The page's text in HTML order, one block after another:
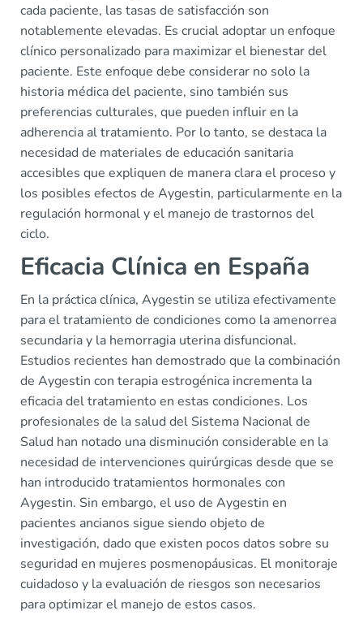
cada paciente, las tasas de satisfacción son
notablemente elevadas. Es crucial adoptar un enfoque
clínico personalizado para maximizar el bienestar del
paciente. Este enfoque debe considerar no solo la
historia médica del paciente, sino también sus
preferencias culturales, que pueden influir en la
adherencia al tratamiento. Por lo tanto, se destaca la
necesidad de materiales de educación sanitaria
accesibles que expliquen de manera clara el proceso y
los posibles efectos de Aygestin, particularmente en la
regulación hormonal y el manejo de trastornos del
ciclo.
Eficacia Clínica en España
En la práctica clínica, Aygestin se utiliza efectivamente
para el tratamiento de condiciones como la amenorrea
secundaria y la hemorragia uterina disfuncional.
Estudios recientes han demostrado que la combinación
de Aygestin con terapia estrogénica incrementa la
eficacia del tratamiento en estas condiciones. Los
profesionales de la salud del Sistema Nacional de
Salud han notado una disminución considerable en la
necesidad de intervenciones quirúrgicas desde que se
han introducido tratamientos hormonales con
Aygestin. Sin embargo, el uso de Aygestin en
pacientes ancianos sigue siendo objeto de
investigación, dado que existen pocos datos sobre su
seguridad en mujeres posmenopáusicas. El monitoraje
cuidadoso y la evaluación de riesgos son necesarios
para optimizar el manejo de estos casos.